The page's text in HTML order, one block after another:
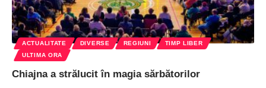
ACTUALITATE DIVERSE REGIUNI
TIMP LIBER
ULTIMA ORA
Chiajna a strălucit în magia sărbătorilor